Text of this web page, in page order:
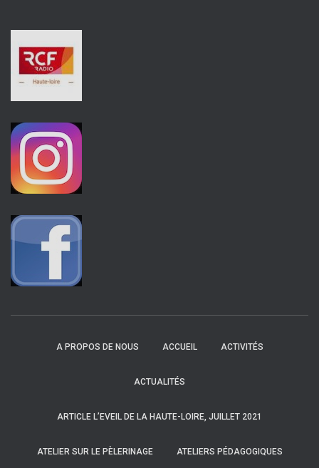
A PROPOS DE NOUS ACCUEIL ACTIVITÉS
ACTUALITÉS
ARTICLE L’EVEIL DE LA HAUTE-LOIRE, JUILLET 2021
ATELIER SUR LE PÈLERINAGE ATELIERS PÉDAGOGIQUES